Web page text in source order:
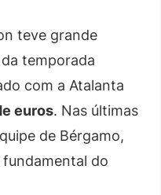
teve grande
temporada
com a Atalanta
euros. Nas últimas
de Bérgamo,
do